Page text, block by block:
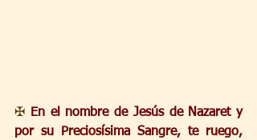
✠ En el nombre de Jesús de Nazaret y
por su Preciosísima Sangre, te ruego,